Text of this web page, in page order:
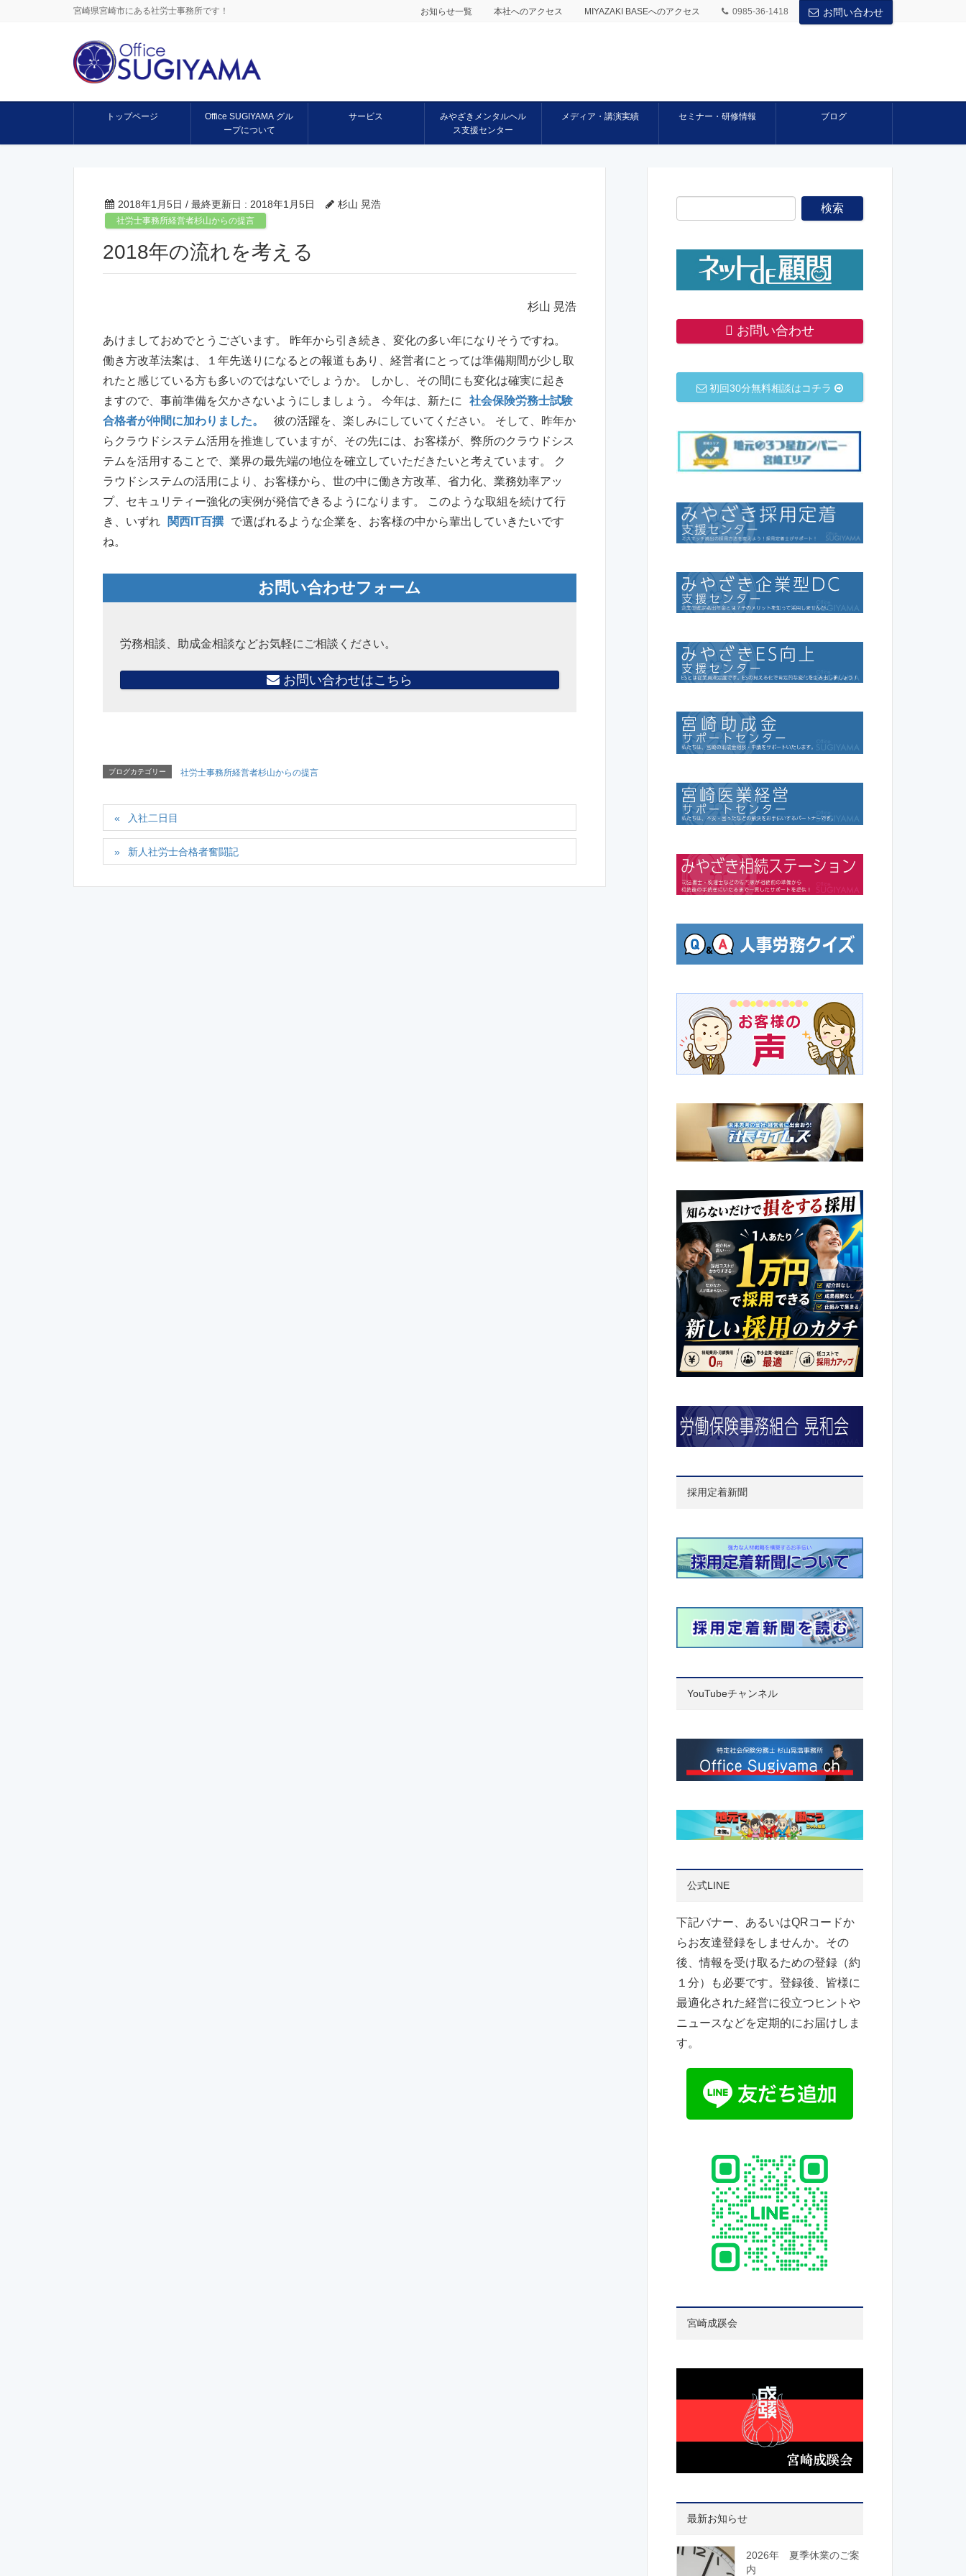
宮崎県宮崎市にある社労士事務所です！ お知らせ一覧 本社へのアクセス MIYAZAKI BASEへのアクセス 0985-36-1418 お問い合わせ
トップページ
Office SUGIYAMA グル
ープについて
サービス
みやざきメンタルヘル
ス支援センター
メディア・講演実績 セミナー・研修情報 ブログ
2018年1月5日 / 最終更新日 : 2018年1月5日 杉山 晃浩
社労士事務所経営者杉山からの提言
2018年の流れを考える
杉山 晃浩
あけましておめでとうございます。 昨年から引き続き、変化の多い年になりそうですね。
働き方改革法案は、１年先送りになるとの報道もあり、経営者にとっては準備期間が少し取
れたと感じている方も多いのではないでしょうか。 しかし、その間にも変化は確実に起き
ますので、事前準備を欠かさないようにしましょう。 今年は、新たに
社会保険労務士試験
合格者が仲間に加わりました。
彼の活躍を、楽しみにしていてください。 そして、昨年か
らクラウドシステム活用を推進していますが、その先には、お客様が、弊所のクラウドシス
テムを活用することで、業界の最先端の地位を確立していただきたいと考えています。 ク
ラウドシステムの活用により、お客様から、世の中に働き方改革、省力化、業務効率アッ
プ、セキュリティー強化の実例が発信できるようになります。 このような取組を続けて行
き、いずれ
関西IT百撰
で選ばれるような企業を、お客様の中から輩出していきたいです
ね。
お問い合わせフォーム
労務相談、助成金相談などお気軽にご相談ください。
お問い合わせはこちら
ブログカテゴリー 社労士事務所経営者杉山からの提言
入社二日目
新人社労士合格者奮闘記
お問い合わせ
初回30分無料相談はコチラ
採用定着新聞
YouTubeチャンネル
公式LINE
下記バナー、あるいはQRコードか
らお友達登録をしませんか。その
後、情報を受け取るための登録（約
１分）も必要です。登録後、皆様に
最適化された経営に役立つヒントや
ニュースなどを定期的にお届けしま
す。
宮崎成蹊会
最新お知らせ
2026年 夏季休業のご案
内